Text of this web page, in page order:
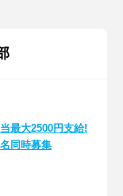
最大2500円支給!
同時募集